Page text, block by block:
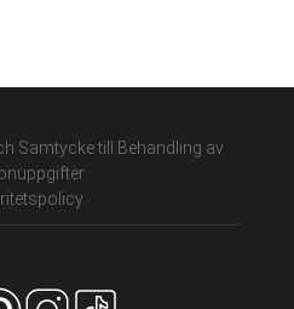
Samtycke till Behandling av